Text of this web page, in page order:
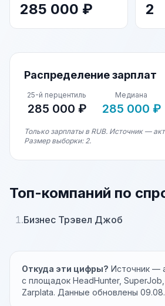
285 000 ₽ 2
Распределение зарплат
25-й перцентиль
285 000 ₽
Медиана
285 000 ₽
Только зарплаты в RUB. Источник —
Размер выборки: 2.
Топ-компаний по
1.Бизнес Трэвел Джоб
Откуда эти цифры? Источник —
с площадок HeadHunter, SuperJob,
Zarplata. Данные обновлены